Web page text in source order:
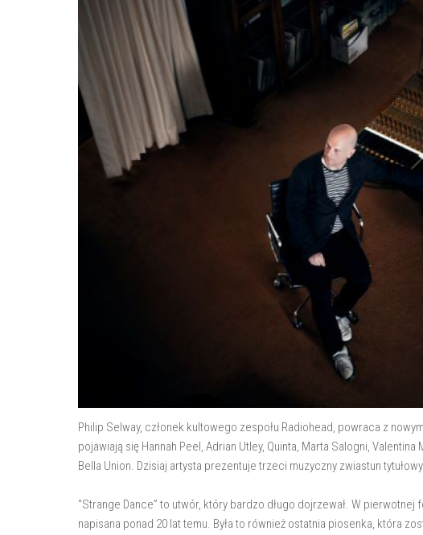
Philip Selway, członek kultowego zespołu Radiohead, powraca z
pojawiają się Hannah Peel, Adrian Utley, Quinta, Marta Salogni,
Bella Union. Dzisiaj artysta prezentuje trzeci muzyczny zwiastun
"Strange Dance” to utwór, który bardzo długo dojrzewał. W
napisana ponad 20 lat temu. Była to również ostatnia piosenka, która